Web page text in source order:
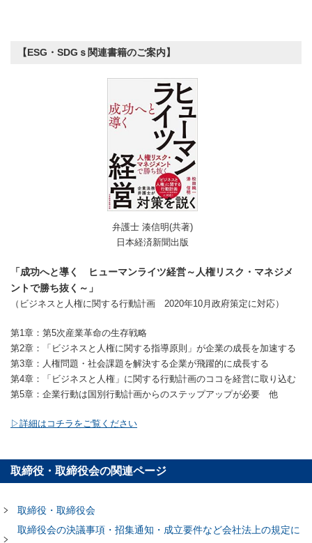
【ESG・SDGｓ関連書籍のご案内】
弁護士 湊信明(共著)
日本経済新聞出版
「成功へと導く ヒューマンライツ経営～人権リスク・マネジメ
ントで勝ち抜く～」
（ビジネスと人権に関する行動計画 2020年10月政府策定に対応）
第1章：第5次産業革命の生存戦略
第2章：「ビジネスと人権に関する指導原則」が企業の成長を加速する
第3章：人権問題・社会課題を解決する企業が飛躍的に成長する
第4章：「ビジネスと人権」に関する行動計画のココを経営に取り込む
第5章：企業行動は国別行動計画からのステップアップが必要 他
▷詳細はコチラをご覧ください
取締役・取締役会の関連ページ
取締役・取締役会
取締役会の決議事項・招集通知・成立要件など会社法上の規定に